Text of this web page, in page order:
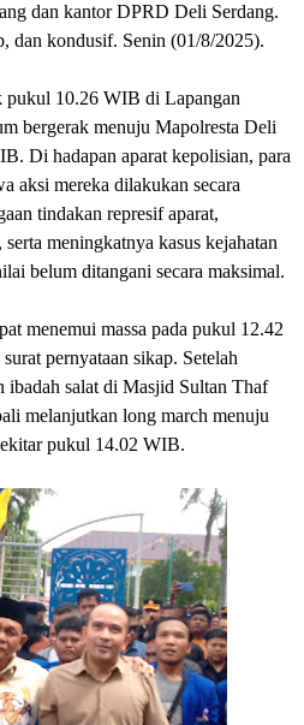
dan kantor DPRD Deli Serdang.
dan kondusif. Senin (01/8/2025).
pukul 10.26 WIB di Lapangan
bergerak menuju Mapolresta Deli
Di hadapan aparat kepolisian, para
aksi mereka dilakukan secara
tindakan represif aparat,
meningkatnya kasus kejahatan
belum ditangani secara maksimal.
menemui massa pada pukul 12.42
pernyataan sikap. Setelah
ibadah salat di Masjid Sultan Thaf
melanjutkan long march menuju
pukul 14.02 WIB.